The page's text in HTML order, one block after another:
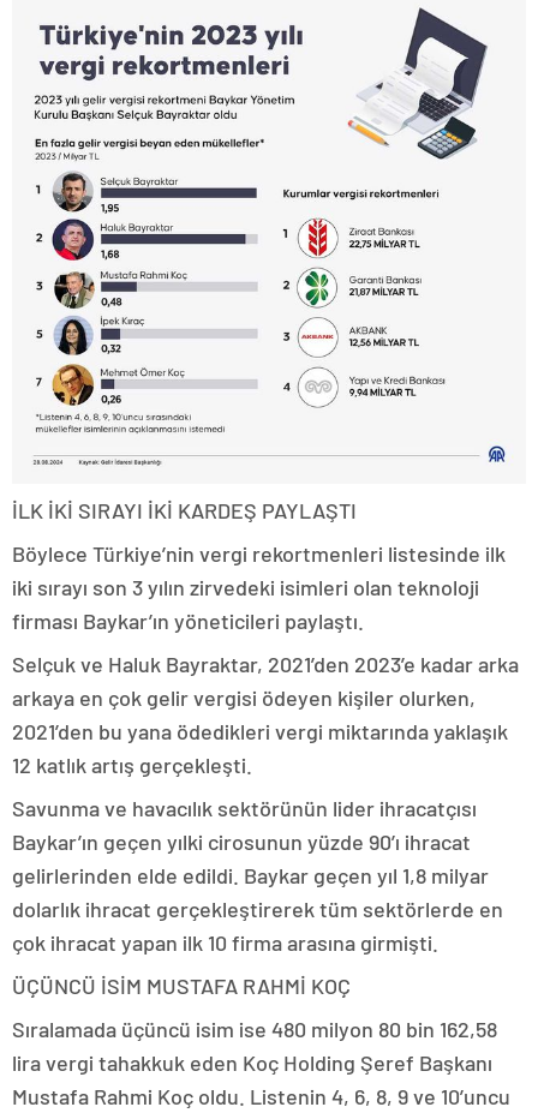
İLK İKİ SIRAYI İKİ KARDEŞ PAYLAŞTI
Böylece Türkiye’nin vergi rekortmenleri listesinde ilk
iki sırayı son 3 yılın zirvedeki isimleri olan teknoloji
firması Baykar’ın yöneticileri paylaştı.
Selçuk ve Haluk Bayraktar, 2021’den 2023’e kadar arka
arkaya en çok gelir vergisi ödeyen kişiler olurken,
2021’den bu yana ödedikleri vergi miktarında yaklaşık
12 katlık artış gerçekleşti.
Savunma ve havacılık sektörünün lider ihracatçısı
Baykar’ın geçen yılki cirosunun yüzde 90’ı ihracat
gelirlerinden elde edildi. Baykar geçen yıl 1,8 milyar
dolarlık ihracat gerçekleştirerek tüm sektörlerde en
çok ihracat yapan ilk 10 firma arasına girmişti.
ÜÇÜNCÜ İSİM MUSTAFA RAHMİ KOÇ
Sıralamada üçüncü isim ise 480 milyon 80 bin 162,58
lira vergi tahakkuk eden Koç Holding Şeref Başkanı
Mustafa Rahmi Koç oldu. Listenin 4, 6, 8, 9 ve 10’uncu